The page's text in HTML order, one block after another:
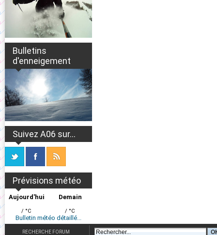
Bulletins
d'enneigement
Suivez A06 sur...
Prévisions météo
Aujourd'hui
/ °C
Demain
/ °C
Bulletin météo détaillé...
RECHERCHE FORUM